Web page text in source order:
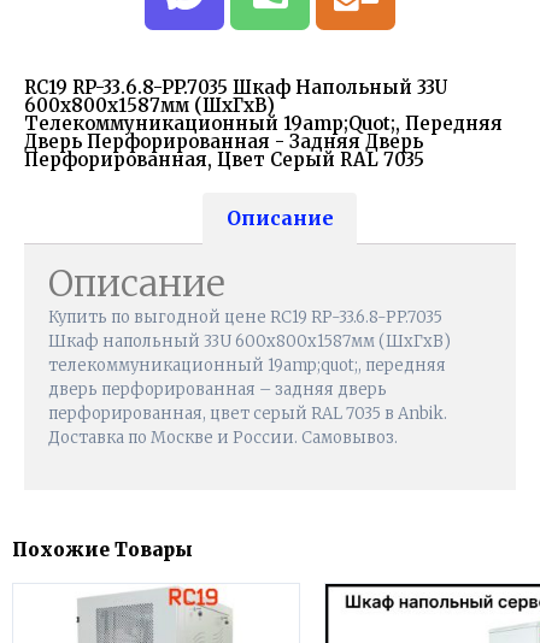
RC19 RP-33.6.8-PP.7035 Шкаф Напольный 33U
600x800x1587мм (ШхГхВ)
Телекоммуникационный 19amp;quot;, Передняя
Дверь Перфорированная - Задняя Дверь
Перфорированная, Цвет Серый RAL 7035
Описание
Описание
Купить по выгодной цене RC19 RP-33.6.8-PP.7035
Шкаф напольный 33U 600x800x1587мм (ШхГхВ)
телекоммуникационный 19amp;quot;, передняя
дверь перфорированная – задняя дверь
перфорированная, цвет серый RAL 7035 в Anbik.
Доставка по Москве и России. Самовывоз.
Похожие Товары